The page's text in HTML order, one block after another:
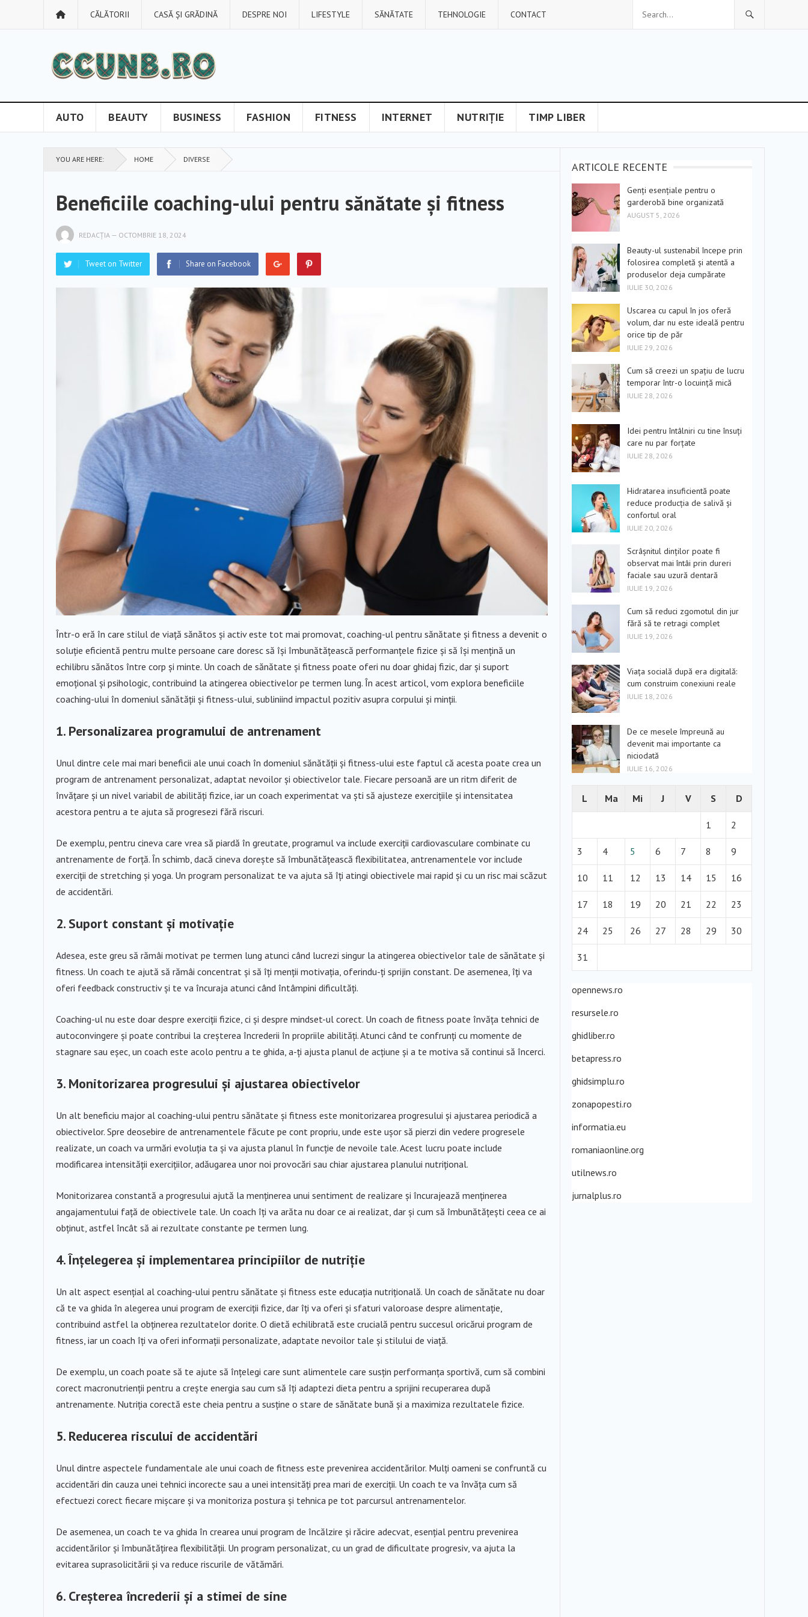
CĂLĂTORII CASĂ ȘI GRĂDINĂ DESPRE NOI LIFESTYLE SĂNĂTATE TEHNOLOGIE CONTACT
AUTO BEAUTY BUSINESS FASHION FITNESS INTERNET NUTRIȚIE TIMP LIBER
YOU ARE HERE: HOME DIVERSE
Beneficiile coaching-ului pentru sănătate și fitness
REDACȚIA — OCTOMBRIE 18, 2024
Tweet on Twitter Share on Facebook
Într-o eră în care stilul de viață sănătos și activ este tot mai promovat, coaching-ul pentru sănătate și fitness a devenit o
soluție eficientă pentru multe persoane care doresc să își îmbunătățească performanțele fizice și să își mențină un
echilibru sănătos între corp și minte. Un coach de sănătate și fitness poate oferi nu doar ghidaj fizic, dar și suport
emoțional și psihologic, contribuind la atingerea obiectivelor pe termen lung. În acest articol, vom explora beneficiile
coaching-ului în domeniul sănătății și fitness-ului, subliniind impactul pozitiv asupra corpului și minții.
1. Personalizarea programului de antrenament
Unul dintre cele mai mari beneficii ale unui coach în domeniul sănătății și fitness-ului este faptul că acesta poate crea un
program de antrenament personalizat, adaptat nevoilor și obiectivelor tale. Fiecare persoană are un ritm diferit de
învățare și un nivel variabil de abilități fizice, iar un coach experimentat va ști să ajusteze exercițiile și intensitatea
acestora pentru a te ajuta să progresezi fără riscuri.
De exemplu, pentru cineva care vrea să piardă în greutate, programul va include exerciții cardiovasculare combinate cu
antrenamente de forță. În schimb, dacă cineva dorește să îmbunătățească flexibilitatea, antrenamentele vor include
exerciții de stretching și yoga. Un program personalizat te va ajuta să îți atingi obiectivele mai rapid și cu un risc mai scăzut
de accidentări.
2. Suport constant și motivație
Adesea, este greu să rămâi motivat pe termen lung atunci când lucrezi singur la atingerea obiectivelor tale de sănătate și
fitness. Un coach te ajută să rămâi concentrat și să îți menții motivația, oferindu-ți sprijin constant. De asemenea, îți va
oferi feedback constructiv și te va încuraja atunci când întâmpini dificultăți.
Coaching-ul nu este doar despre exerciții fizice, ci și despre mindset-ul corect. Un coach de fitness poate învăța tehnici de
autoconvingere și poate contribui la creșterea încrederii în propriile abilități. Atunci când te confrunți cu momente de
stagnare sau eșec, un coach este acolo pentru a te ghida, a-ți ajusta planul de acțiune și a te motiva să continui să încerci.
3. Monitorizarea progresului și ajustarea obiectivelor
Un alt beneficiu major al coaching-ului pentru sănătate și fitness este monitorizarea progresului și ajustarea periodică a
obiectivelor. Spre deosebire de antrenamentele făcute pe cont propriu, unde este ușor să pierzi din vedere progresele
realizate, un coach va urmări evoluția ta și va ajusta planul în funcție de nevoile tale. Acest lucru poate include
modificarea intensității exercițiilor, adăugarea unor noi provocări sau chiar ajustarea planului nutrițional.
Monitorizarea constantă a progresului ajută la menținerea unui sentiment de realizare și încurajează menținerea
angajamentului față de obiectivele tale. Un coach îți va arăta nu doar ce ai realizat, dar și cum să îmbunătățești ceea ce ai
obținut, astfel încât să ai rezultate constante pe termen lung.
4. Înțelegerea și implementarea principiilor de nutriție
Un alt aspect esențial al coaching-ului pentru sănătate și fitness este educația nutrițională. Un coach de sănătate nu doar
că te va ghida în alegerea unui program de exerciții fizice, dar îți va oferi și sfaturi valoroase despre alimentație,
contribuind astfel la obținerea rezultatelor dorite. O dietă echilibrată este crucială pentru succesul oricărui program de
fitness, iar un coach îți va oferi informații personalizate, adaptate nevoilor tale și stilului de viață.
De exemplu, un coach poate să te ajute să înțelegi care sunt alimentele care susțin performanța sportivă, cum să combini
corect macronutrienții pentru a crește energia sau cum să îți adaptezi dieta pentru a sprijini recuperarea după
antrenamente. Nutriția corectă este cheia pentru a susține o stare de sănătate bună și a maximiza rezultatele fizice.
5. Reducerea riscului de accidentări
Unul dintre aspectele fundamentale ale unui coach de fitness este prevenirea accidentărilor. Mulți oameni se confruntă cu
accidentări din cauza unei tehnici incorecte sau a unei intensități prea mari de exerciții. Un coach te va învăța cum să
efectuezi corect fiecare mișcare și va monitoriza postura și tehnica pe tot parcursul antrenamentelor.
De asemenea, un coach te va ghida în crearea unui program de încălzire și răcire adecvat, esențial pentru prevenirea
accidentărilor și îmbunătățirea flexibilității. Un program personalizat, cu un grad de dificultate progresiv, va ajuta la
evitarea suprasolicitării și va reduce riscurile de vătămări.
6. Creșterea încrederii și a stimei de sine
ARTICOLE RECENTE
Genți esențiale pentru o
garderobă bine organizată
AUGUST 5, 2026
Beauty-ul sustenabil începe prin
folosirea completă și atentă a
produselor deja cumpărate
IULIE 30, 2026
Uscarea cu capul în jos oferă
volum, dar nu este ideală pentru
orice tip de păr
IULIE 29, 2026
Cum să creezi un spațiu de lucru
temporar într-o locuință mică
IULIE 28, 2026
Idei pentru întâlniri cu tine însuți
care nu par forțate
IULIE 28, 2026
Hidratarea insuficientă poate
reduce producția de salivă și
confortul oral
IULIE 20, 2026
Scrâșnitul dinților poate fi
observat mai întâi prin dureri
faciale sau uzură dentară
IULIE 19, 2026
Cum să reduci zgomotul din jur
fără să te retragi complet
IULIE 19, 2026
Viața socială după era digitală:
cum construim conexiuni reale
IULIE 18, 2026
De ce mesele împreună au
devenit mai importante ca
niciodată
IULIE 16, 2026
L Ma Mi J V S D
1 2
3 4 5 6 7 8 9
10 11 12 13 14 15 16
17 18 19 20 21 22 23
24 25 26 27 28 29 30
31
opennews.ro
resursele.ro
ghidliber.ro
betapress.ro
ghidsimplu.ro
zonapopesti.ro
informatia.eu
romaniaonline.org
utilnews.ro
jurnalplus.ro